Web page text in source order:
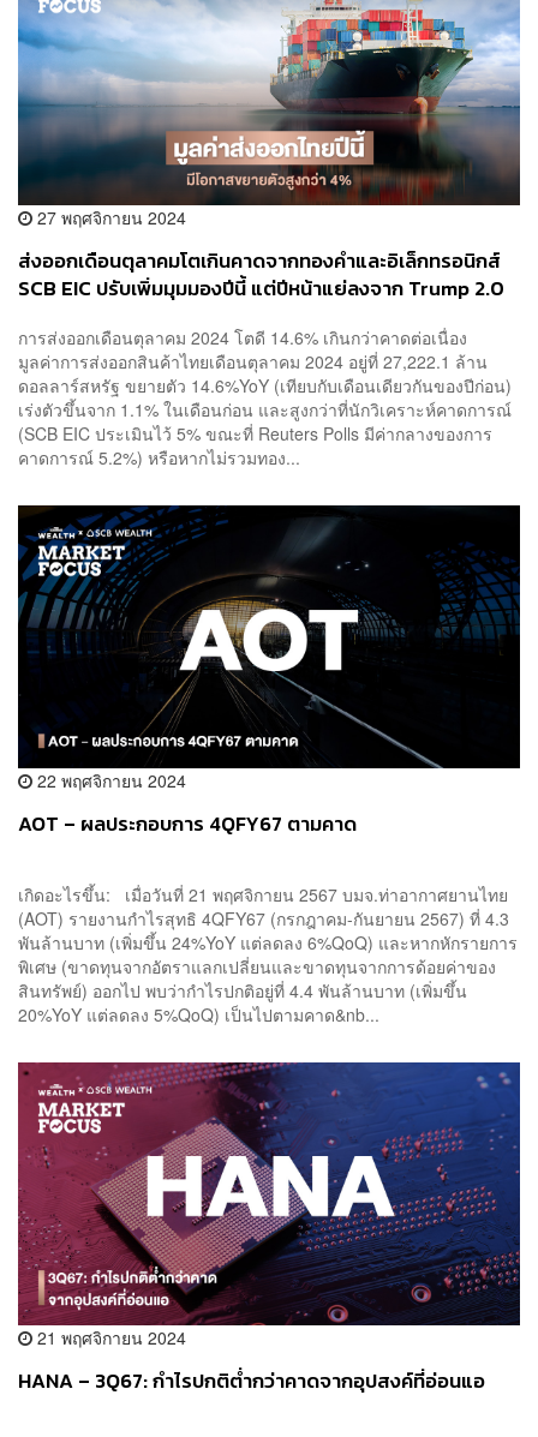
27 พฤศจิกายน 2024
ส่งออกเดือนตุลาคมโตเกินคาดจากทองคำและอิเล็กทรอนิกส์
SCB EIC ปรับเพิ่มมุมมองปีนี้ แต่ปีหน้าแย่ลงจาก Trump 2.0
การส่งออกเดือนตุลาคม 2024 โตดี 14.6% เกินกว่าคาดต่อเนื่อง
มูลค่าการส่งออกสินค้าไทยเดือนตุลาคม 2024 อยู่ที่ 27,222.1 ล้าน
ดอลลาร์สหรัฐ ขยายตัว 14.6%YoY (เทียบกับเดือนเดียวกันของปีก่อน)
เร่งตัวขึ้นจาก 1.1% ในเดือนก่อน และสูงกว่าที่นักวิเคราะห์คาดการณ์
(SCB EIC ประเมินไว้ 5% ขณะที่ Reuters Polls มีค่ากลางของการ
คาดการณ์ 5.2%) หรือหากไม่รวมทอง...
22 พฤศจิกายน 2024
AOT – ผลประกอบการ 4QFY67 ตามคาด
เกิดอะไรขึ้น: เมื่อวันที่ 21 พฤศจิกายน 2567 บมจ.ท่าอากาศยานไทย
(AOT) รายงานกำไรสุทธิ 4QFY67 (กรกฎาคม-กันยายน 2567) ที่ 4.3
พันล้านบาท (เพิ่มขึ้น 24%YoY แต่ลดลง 6%QoQ) และหากหักรายการ
พิเศษ (ขาดทุนจากอัตราแลกเปลี่ยนและขาดทุนจากการด้อยค่าของ
สินทรัพย์) ออกไป พบว่ากำไรปกติอยู่ที่ 4.4 พันล้านบาท (เพิ่มขึ้น
20%YoY แต่ลดลง 5%QoQ) เป็นไปตามคาด&nb...
21 พฤศจิกายน 2024
HANA – 3Q67: กำไรปกติต่ำกว่าคาดจากอุปสงค์ที่อ่อนแอ